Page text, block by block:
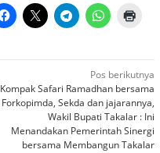
Pos berikutnya
Kompak Safari Ramadhan bersama
Forkopimda, Sekda dan jajarannya,
Wakil Bupati Takalar : Ini
Menandakan Pemerintah Sinergi
bersama Membangun Takalar